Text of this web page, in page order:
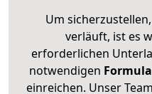
Um
verläuft, ist es
erforderlichen
notwendigen
einreichen. Unser